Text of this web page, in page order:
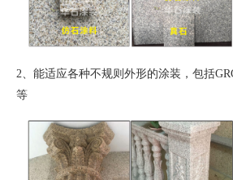
2、 能适应各种不规则外形的涂装，包括
等